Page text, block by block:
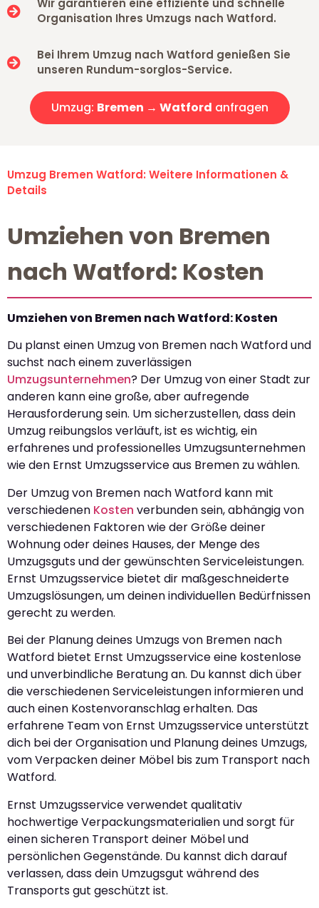
Wir garantieren eine effiziente und schnelle
Organisation Ihres Umzugs nach Watford.
Bei Ihrem Umzug nach Watford genießen Sie
unseren Rundum-sorglos-Service.
Umzug: Bremen → Watford anfragen
Umzug Bremen Watford: Weitere Informationen &
Details
Umziehen von Bremen
nach Watford: Kosten
Umziehen von Bremen nach Watford: Kosten
Du planst einen Umzug von Bremen nach Watford und
suchst nach einem zuverlässigen
Umzugsunternehmen? Der Umzug von einer Stadt zur
anderen kann eine große, aber aufregende
Herausforderung sein. Um sicherzustellen, dass dein
Umzug reibungslos verläuft, ist es wichtig, ein
erfahrenes und professionelles Umzugsunternehmen
wie den Ernst Umzugsservice aus Bremen zu wählen.
Der Umzug von Bremen nach Watford kann mit
verschiedenen Kosten verbunden sein, abhängig von
verschiedenen Faktoren wie der Größe deiner
Wohnung oder deines Hauses, der Menge des
Umzugsguts und der gewünschten Serviceleistungen.
Ernst Umzugsservice bietet dir maßgeschneiderte
Umzugslösungen, um deinen individuellen Bedürfnissen
gerecht zu werden.
Bei der Planung deines Umzugs von Bremen nach
Watford bietet Ernst Umzugsservice eine kostenlose
und unverbindliche Beratung an. Du kannst dich über
die verschiedenen Serviceleistungen informieren und
auch einen Kostenvoranschlag erhalten. Das
erfahrene Team von Ernst Umzugsservice unterstützt
dich bei der Organisation und Planung deines Umzugs,
vom Verpacken deiner Möbel bis zum Transport nach
Watford.
Ernst Umzugsservice verwendet qualitativ
hochwertige Verpackungsmaterialien und sorgt für
einen sicheren Transport deiner Möbel und
persönlichen Gegenstände. Du kannst dich darauf
verlassen, dass dein Umzugsgut während des
Transports gut geschützt ist.